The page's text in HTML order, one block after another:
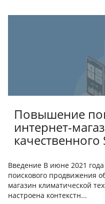
Повышение
интернет-
качественного
Введение В июне 2021 года
поискового продвижения
магазин климатической
настроена контекстн...